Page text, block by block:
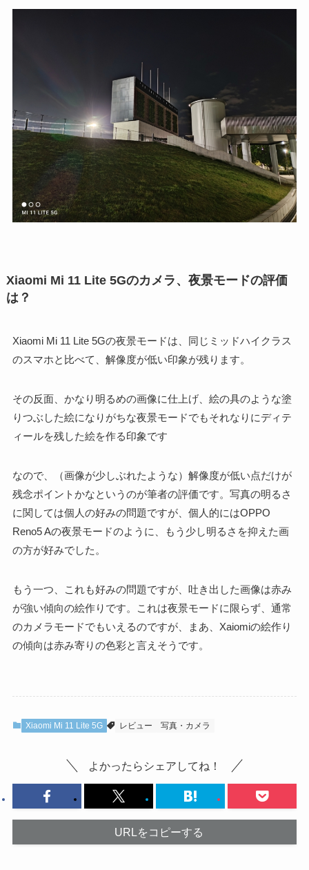
Xiaomi Mi 11 Lite 5Gのカメラ、夜景モードの評価
は？
Xiaomi Mi 11 Lite 5Gの夜景モードは、同じミッドハイクラス
のスマホと比べて、解像度が低い印象が残ります。
その反面、かなり明るめの画像に仕上げ、絵の具のような塗
りつぶした絵になりがちな夜景モードでもそれなりにディテ
ィールを残した絵を作る印象です
なので、（画像が少しぶれたような）解像度が低い点だけが
残念ポイントかなというのが筆者の評価です。写真の明るさ
に関しては個人の好みの問題ですが、個人的にはOPPO
Reno5 Aの夜景モードのように、もう少し明るさを抑えた画
の方が好みでした。
もう一つ、これも好みの問題ですが、吐き出した画像は赤み
が強い傾向の絵作りです。これは夜景モードに限らず、通常
のカメラモードでもいえるのですが、まあ、Xaiomiの絵作り
の傾向は赤み寄りの色彩と言えそうです。
Xiaomi Mi 11 Lite 5G レビュー 写真・カメラ
よかったらシェアしてね！
URLをコピーする